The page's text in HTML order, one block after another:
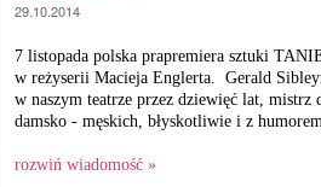
29.10.2014
7 listopada polska prapremiera sztuki
w reżyserii Macieja Englerta. Gerald
w naszym teatrze przez dziewięć lat, mistrz
damsko - męskich, błyskotliwie i z
rozwiń wiadomość »